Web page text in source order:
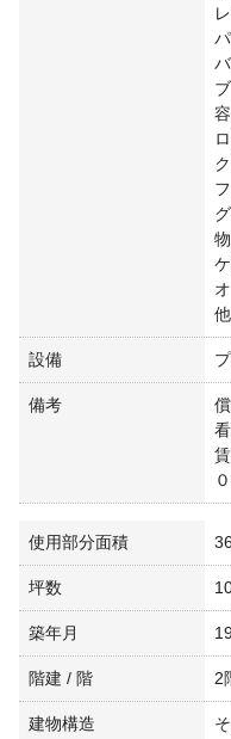
設備
備考
使用部分面積
坪数
築年月
階建 / 階 2
建物構造